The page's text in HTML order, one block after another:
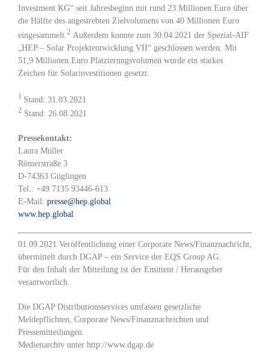
Investment KG“ seit Jahresbeginn mit rund 23 Millionen Euro über
die Hälfte des angestrebten Zielvolumens von 40 Millionen Euro
eingesammelt. 2 Außerdem konnte zum 30.04.2021 der Spezial-AIF
„HEP – Solar Projektentwicklung VII“ geschlossen werden. Mit
51,9 Millionen Euro Platzierungsvolumen wurde ein starkes
Zeichen für Solarinvestitionen gesetzt.
1 Stand: 31.03.2021
2 Stand: 26.08.2021
Pressekontakt:
Laura Müller
Römerstraße 3
D-74363 Güglingen
Tel.: +49 7135 93446-613
E-Mail: presse@hep.global
www.hep.global
01.09.2021 Veröffentlichung einer Corporate News/Finanznachricht,
übermittelt durch DGAP – ein Service der EQS Group AG.
Für den Inhalt der Mitteilung ist der Emittent / Herausgeber
verantwortlich.
Die DGAP Distributionsservices umfassen gesetzliche
Meldepflichten, Corporate News/Finanznachrichten und
Pressemitteilungen.
Medienarchiv unter http://www.dgap.de